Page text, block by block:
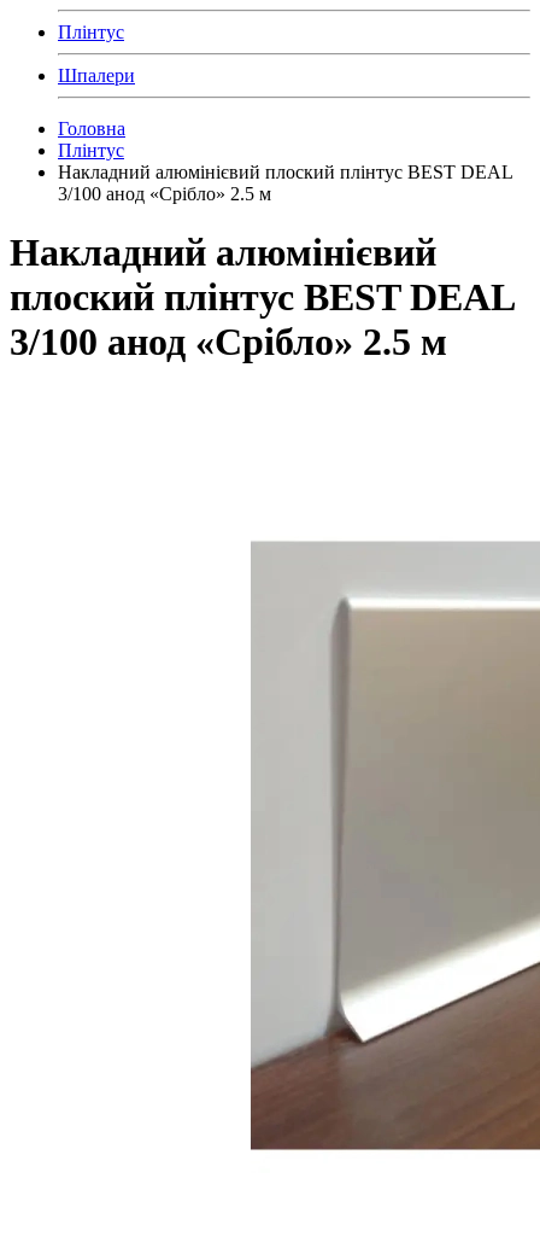
Плінтус
Шпалери
Головна
Плінтус
Накладний алюмінієвий плоский плінтус BEST DEAL
3/100 анод «Срібло» 2.5 м
Накладний алюмінієвий
плоский плінтус BEST DEAL
3/100 анод «Срібло» 2.5 м